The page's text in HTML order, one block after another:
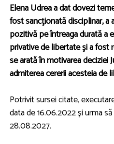
Elena Udrea a dat dovezi
fost sancţionată disciplinar,
pozitivă pe întreaga durată a
privative de libertate şi a fost
se arată în motivarea deciziei
admiterea cererii acesteia de
Potrivit sursei citate,
data de 16.06.2022 şi urma
28.08.2027.